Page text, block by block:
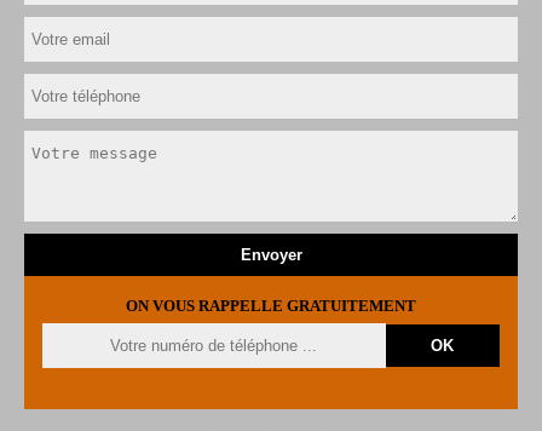
ON VOUS RAPPELLE GRATUITEMENT